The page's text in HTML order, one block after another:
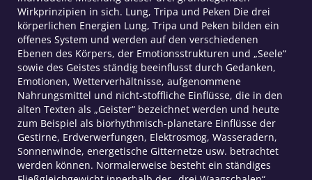
Wirkprinzipien in sich. Lung, Tripa und Peken Die drei
körperlichen Energien Lung, Tripa und Peken bilden ein
offenes System und werden auf den verschiedenen
Ebenen des Körpers, der Emotionsstrukturen und „Seele“
sowie des Geistes ständig beeinflusst durch Gedanken,
Emotionen, Wetterverhältnisse, aufgenommene
Nahrungsmittel und nicht-stoffliche Einflüsse, die in den
alten Texten als „Geister“ bezeichnet werden und heute
zum Beispiel als biorhythmisch-planetare Einflüsse der
Gestirne, Erdverwerfungen, Elektrosmog, Wasseradern,
Sonnenwinde, energetische Gitternetze usw. betrachtet
werden können. Normalerweise besteht ein ständiges